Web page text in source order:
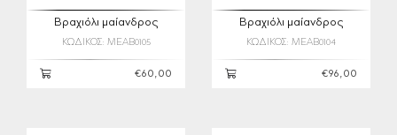
Βραχιόλι μαίανδρος
ΚΩΔΙΚΟΣ: MEAB0105
€60,00
Βραχιόλι μαίανδρος
ΚΩΔΙΚΟΣ: MEAB0104
€96,00